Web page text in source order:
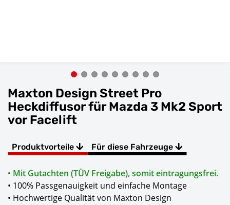
Maxton Design Street Pro
Heckdiffusor für Mazda 3 Mk2 Sport
vor Facelift
Produktvorteile Für diese Fahrzeuge
• Mit Gutachten (TÜV Freigabe), somit eintragungsfrei.
• 100% Passgenauigkeit und einfache Montage
• Hochwertige Qualität von Maxton Design